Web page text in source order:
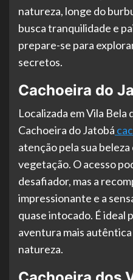
natureza, longe do
busca tranquilidade e
prepare-se para
secretos.
Cachoeira do
Localizada em Vila Bela
Cachoeira do Jatobá
atenção pela sua
vegetação. O acesso
desafiador, mas a
impressionante e a
quase intocado. É ideal
aventura mais
natureza.